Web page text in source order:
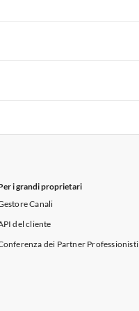
i grandi proprietari
Canali
del cliente
dei Partner Professionisti